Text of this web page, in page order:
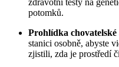
potomků.
Prohlídka chovatelské
stanici osobně, abyste
zjistili, zda je prostředí